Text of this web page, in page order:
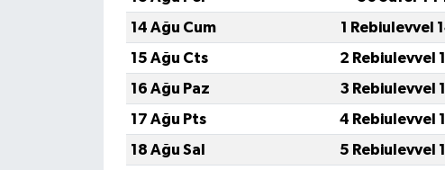
14 Ağu Cum
1 Rebiulevvel
15 Ağu Cts
2 Rebiulevvel
16 Ağu Paz
3 Rebiulevvel
17 Ağu Pts
4 Rebiulevvel
18 Ağu Sal
5 Rebiulevvel